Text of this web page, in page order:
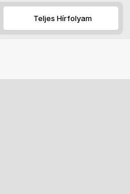
Teljes Hírfolyam